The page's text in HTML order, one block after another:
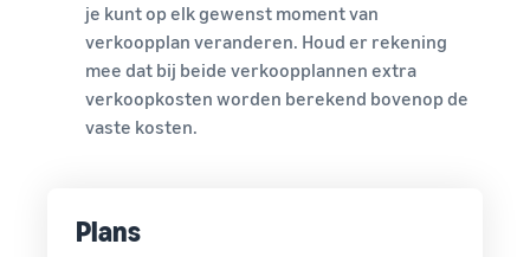
je kunt op elk gewenst moment van
verkoopplan veranderen. Houd er rekening
mee dat bij beide verkoopplannen extra
verkoopkosten worden berekend bovenop de
vaste kosten.
Plans